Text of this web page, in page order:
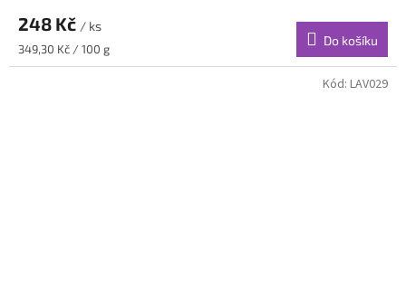
248 Kč / ks
Měrná
cena:
349,30 Kč / 100 g
Do košíku
Kód: LAV029